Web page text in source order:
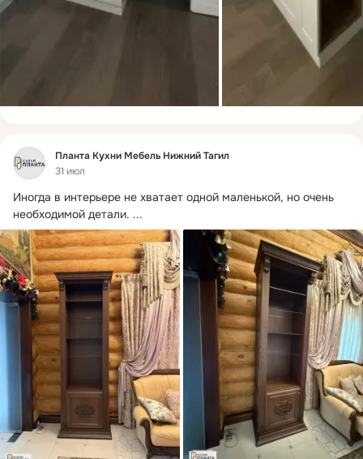
Фид
Планта Кухни Мебель Нижний Тагил
31 июл
Иногда в интерьере не хватает одной маленькой, но очень
необходимой детали. ...